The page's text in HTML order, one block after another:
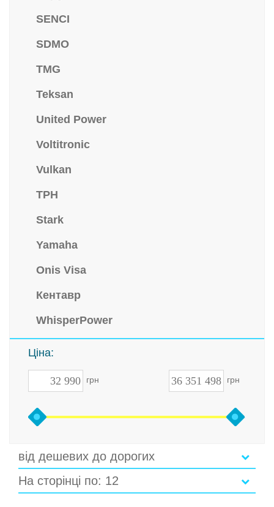
SENCI
SDMO
TMG
Teksan
United Power
Voltitronic
Vulkan
TPH
Stark
Yamaha
Onis Visa
Кентавр
WhisperPower
Ціна:
грн грн
від дешевих до дорогих
На сторінці по: 12